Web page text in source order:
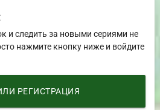
и следить за новыми сериями не
нажмите кнопку ниже и войдите
РЕГИСТРАЦИЯ